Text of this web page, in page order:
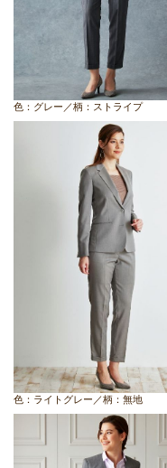
色：グレー／柄：ストライプ
色：ライトグレー／柄：無地